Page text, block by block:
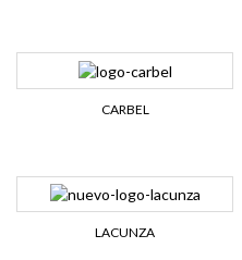
CARBEL
LACUNZA